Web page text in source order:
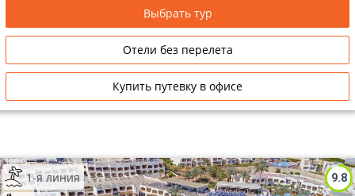
Выбрать тур
Отели без перелета
Купить путевку в офисе
9.8
1-я линия